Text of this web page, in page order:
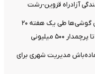
بازار موبایل شیراز در تنگنای تقاضا/ برخی گوشی‌ها طی یک هفته ۲۰
آماده‌باش مدیریت شهری برای